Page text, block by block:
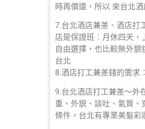
時再償還，所以 來台北
7.台北酒店兼差、酒店打
店是保證班︰月休四天，
自由選擇，也比較無外貌
台北
8.酒店打工兼差錢的需求
9.台北酒店打工兼差～外
重、外貌、談吐、氣質
條件，台北有專業美髮彩